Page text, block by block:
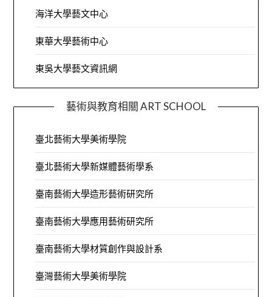
海洋大學藝文中心
東華大學藝術中心
東吳大學藝文資訊網
藝術與教育相關 ART SCHOOL
臺北藝術大學美術學院
臺北藝術大學新媒體藝術學系
臺南藝術大學造形藝術研究所
臺南藝術大學應用藝術研究所
臺南藝術大學材質創作與設計系
臺灣藝術大學美術學院